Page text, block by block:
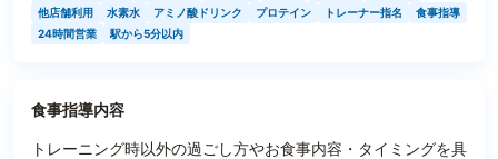
他店舗利用
水素水 アミノ酸ドリンク プロテイン トレーナー指名
食事指導
24時間営業
駅から5分以内
食事指導内容
トレーニング時以外の過ごし方やお食事内容・タイミングを具